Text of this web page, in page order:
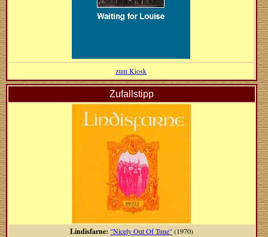
zum Kiosk
Zufallstipp
Lindisfarne: "Nicely Out Of Tune" (1970)